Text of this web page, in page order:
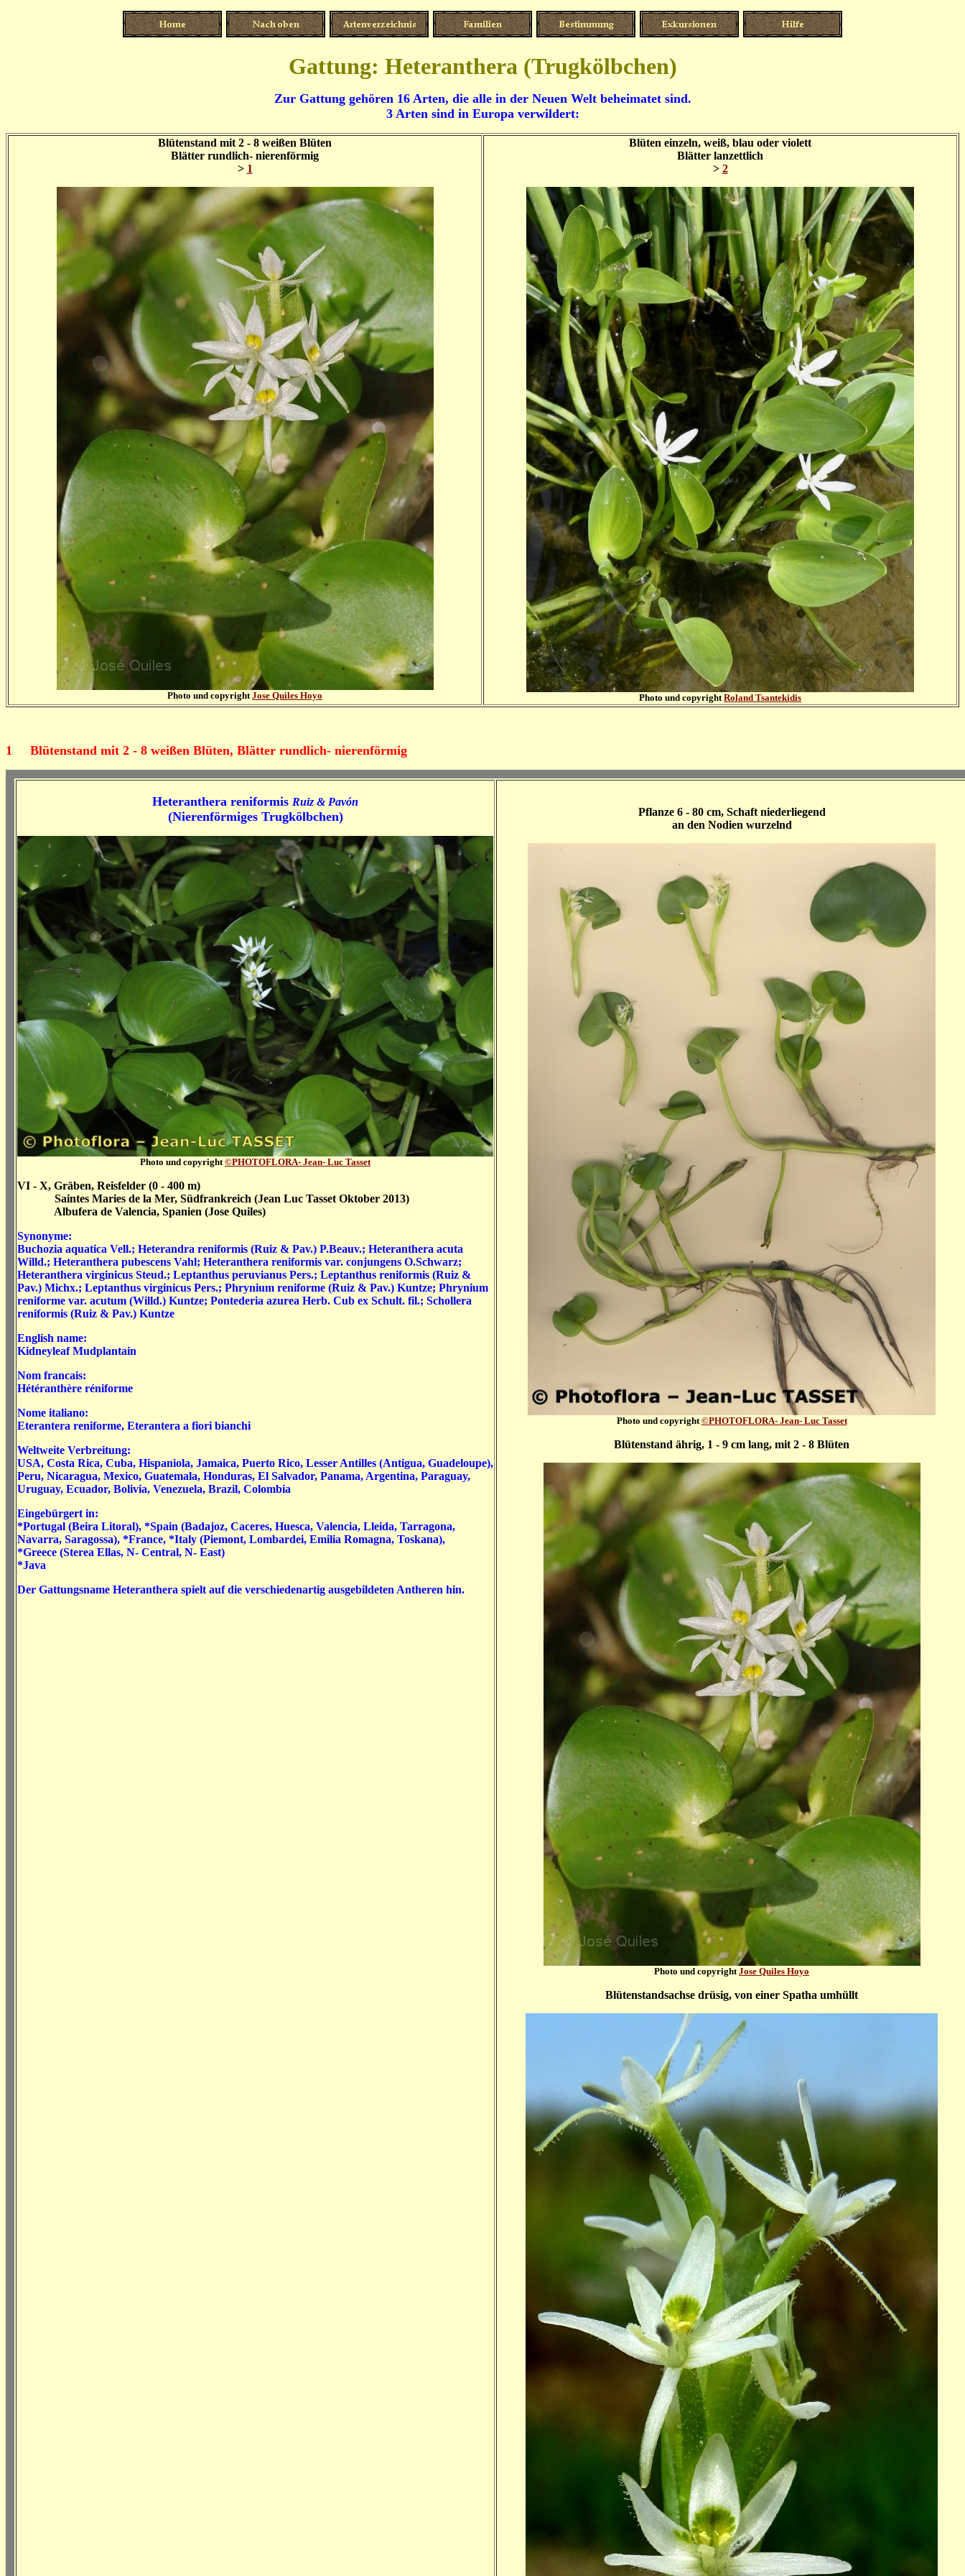
Gattung: Heteranthera (Trugkölbchen)
Zur Gattung gehören 16 Arten, die alle in der Neuen Welt beheimatet sind.
3 Arten sind in Europa verwildert:
Blütenstand mit 2 - 8 weißen Blüten
Blätter rundlich- nierenförmig
> 1
Photo und copyrightJose Quiles Hoyo
Blüten einzeln, weiß, blau oder violett
Blätter lanzettlich
> 2
Photo und copyrightRoland Tsantekidis
1 Blütenstand mit 2 - 8 weißen Blüten, Blätter rundlich- nierenförmig
Heteranthera reniformis Ruiz & Pavón
(Nierenförmiges Trugkölbchen)
Photo und copyright©PHOTOFLORA- Jean- Luc Tasset
VI - X, Gräben, Reisfelder (0 - 400 m)
Saintes Maries de la Mer, Südfrankreich (Jean Luc Tasset Oktober 2013)
Albufera de Valencia, Spanien (Jose Quiles)
Synonyme:
Buchozia aquatica Vell.; Heterandra reniformis (Ruiz & Pav.) P.Beauv.; Heteranthera acuta
Willd.; Heteranthera pubescens Vahl; Heteranthera reniformis var. conjungens O.Schwarz;
Heteranthera virginicus Steud.; Leptanthus peruvianus Pers.; Leptanthus reniformis (Ruiz &
Pav.) Michx.; Leptanthus virginicus Pers.; Phrynium reniforme (Ruiz & Pav.) Kuntze; Phrynium
reniforme var. acutum (Willd.) Kuntze; Pontederia azurea Herb. Cub ex Schult. fil.; Schollera
reniformis (Ruiz & Pav.) Kuntze
English name:
Kidneyleaf Mudplantain
Nom francais:
Hétéranthère réniforme
Nome italiano:
Eterantera reniforme, Eterantera a fiori bianchi
Weltweite Verbreitung:
USA, Costa Rica, Cuba, Hispaniola, Jamaica, Puerto Rico, Lesser Antilles (Antigua, Guadeloupe),
Peru, Nicaragua, Mexico, Guatemala, Honduras, El Salvador, Panama, Argentina, Paraguay,
Uruguay, Ecuador, Bolivia, Venezuela, Brazil, Colombia
Eingebürgert in:
*Portugal (Beira Litoral), *Spain (Badajoz, Caceres, Huesca, Valencia, Lleida, Tarragona,
Navarra, Saragossa), *France, *Italy (Piemont, Lombardei, Emilia Romagna, Toskana),
*Greece (Sterea Ellas, N- Central, N- East)
*Java
Der Gattungsname Heteranthera spielt auf die verschiedenartig ausgebildeten Antheren hin.
Pflanze 6 - 80 cm, Schaft niederliegend
an den Nodien wurzelnd
Photo und copyright©PHOTOFLORA- Jean- Luc Tasset
Blütenstand ährig, 1 - 9 cm lang, mit 2 - 8 Blüten
Photo und copyrightJose Quiles Hoyo
Blütenstandsachse drüsig, von einer Spatha umhüllt